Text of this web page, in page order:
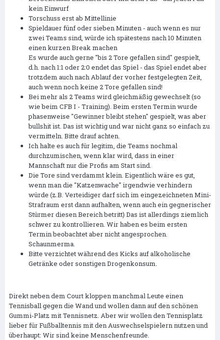
kein Einwurf
Torschuss erst ab Mittellinie
Spieldauer fünf oder sieben Minuten - auch wenn es nur
zwei Teams sind, würde ich spätestens nach 10 Minuten
einen kurzen Break machen
Es wurde auch gerne "bis 2 Tore gefallen sind" gespielt,
d.h. nach 1:1 oder 2:0 endet das Spiel - das Spiel endet aber
trotzdem auch nach Ablauf der vorher festgelegten Zeit,
auch wenn noch keine 2 Tore gefallen sind!
Bei mehr als 2 Teams wird gleichmäßig gewechselt (so
wie beim CFB I - Training). Beim ersten Termin wurde
phasenweise "Gewinner bleibt stehen" gespielt, was aber
bullshit ist. Das ist wichtig und war nicht ganz so einfach zu
vermitteln. Bitte drauf achten.
Ich halte es auch für legitim, die Teams nochmal
durchzumischen, wenn klar wird, dass in einer
Mannschaft nur die Profis am Start sind.
Die Tore sind verdammt klein. Eigentlich wäre es gut,
wenn man die "Katzenwache" irgendwie verhindern
würde (z.B. Verteidiger darf sich im eingezeichneten Mini-
Strafraum erst dann aufhalten, wenn auch ein gegnerischer
Stürmer diesen Bereich betritt) Das ist allerdings ziemlich
schwer zu kontrollieren. Wir haben es beim ersten
Termin beobachtet aber nicht angesprochen.
Schaunmerma.
Bitte verzichtet während des Kicks auf alkoholische
Getränke oder sonstigen Drogenkonsum.
Direkt neben dem Court kloppen manchmal Leute einen
Tennisball gegen die Wand und wollen dann auf den schönen
Gummi-Platz mit Tennisnetz. Aber wir wollen den Tennisplatz
lieber für Fußballtennis mit den Auswechselspielern nutzen und
überhaupt: Wir sind keine Menschenfreunde.